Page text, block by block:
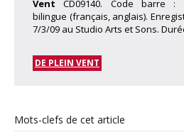
Vent CD09140. Code barre :
bilingue (français, anglais).
7/3/09 au Studio Arts et Sons. Durée
DE PLEIN VENT
Mots-clefs de cet article